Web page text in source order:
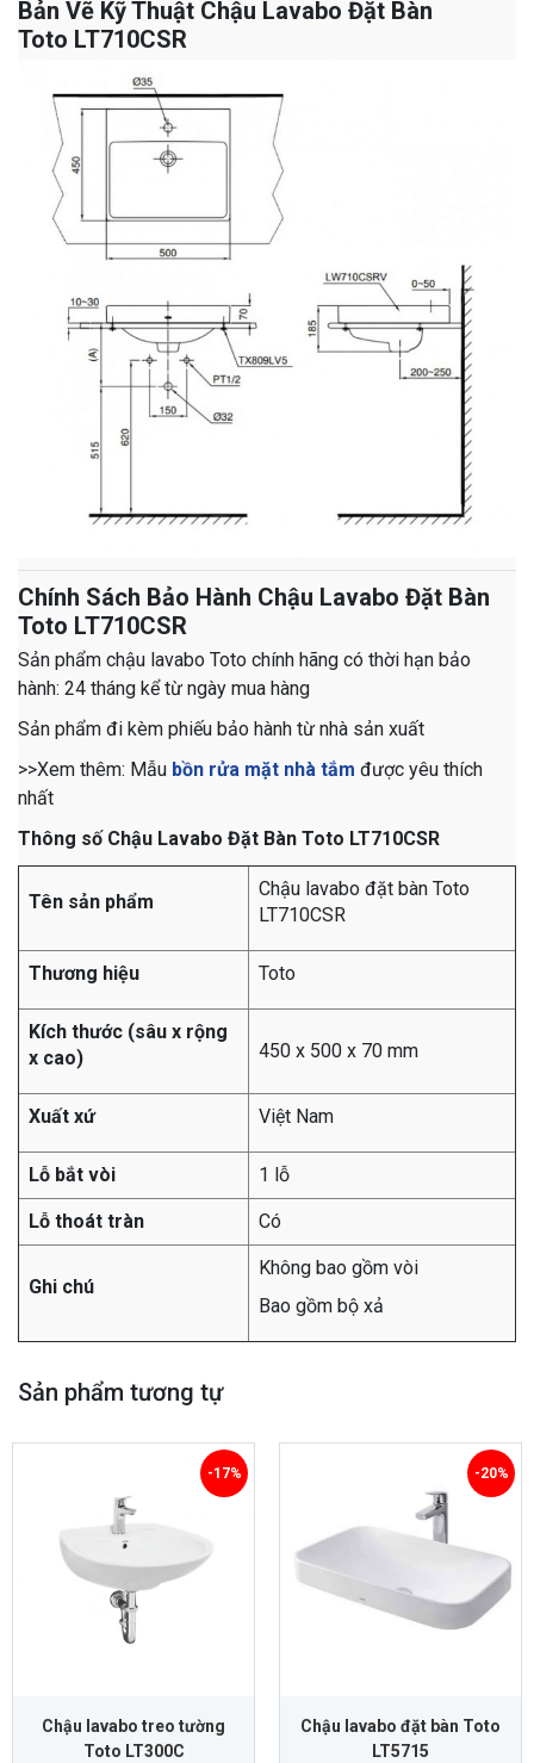
Bản Vẽ Kỹ Thuật Chậu Lavabo Đặt Bàn
Toto LT710CSR
Chính Sách Bảo Hành Chậu Lavabo Đặt Bàn
Toto LT710CSR
Sản phẩm chậu lavabo Toto chính hãng có thời hạn bảo
hành: 24 tháng kể từ ngày mua hàng
Sản phẩm đi kèm phiếu bảo hành từ nhà sản xuất
​​​​​​​​​​​​​​​​​​​​​​​​​​​​​​​​​​​​​​​​​​​​​​​​​​​​​​​​​​​​​​​​​​​​​​​​​​​​​>>Xem thêm: Mẫu bồn rửa mặt nhà tắm được yêu thích
nhất
Thông số Chậu Lavabo Đặt Bàn Toto LT710CSR
Tên sản phẩm
Chậu lavabo đặt bàn Toto
LT710CSR
Thương hiệu Toto
Kích thước (sâu x rộng
x cao)
450 x 500 x 70 mm
Xuất xứ Việt Nam
Lỗ bắt vòi 1 lỗ
Lỗ thoát tràn Có
Ghi chú
Không bao gồm vòi
Bao gồm bộ xả
Sản phẩm tương tự
Chậu lavabo treo tường
Toto LT300C
-17%
Chậu lavabo đặt bàn Toto
LT5715
-20%